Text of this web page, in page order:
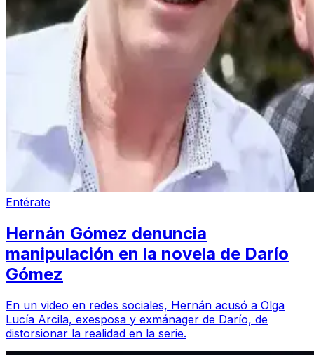
Entérate
Hernán Gómez denuncia
manipulación en la novela de Darío
Gómez
En un video en redes sociales, Hernán acusó a Olga
Lucía Arcila, exesposa y exmánager de Darío, de
distorsionar la realidad en la serie.